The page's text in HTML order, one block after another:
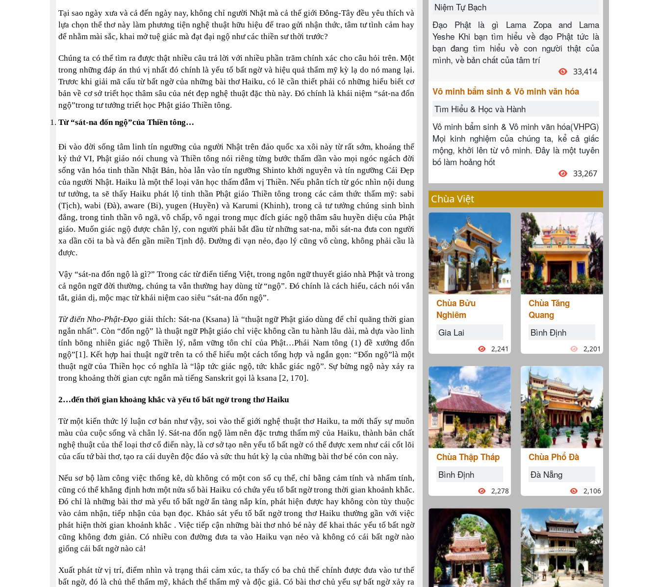
Tại sao ngày xưa và cả đến ngày nay, không chỉ người Nhật mà cả thế giới Đông-Tây đều yêu thích và
lựa chọn thể thơ này làm phương tiện nghệ thuật hữu hiệu để trao gửi nhận thức, tâm tư tình cảm hay
để nhằm mài sắc, khai mở tuệ giác mà đạt đại ngộ như các thiền sư thời trước?
Chúng ta có thể tìm ra được thật nhiều câu trả lời với nhiều phần trăm chính xác cho câu hỏi trên. Một
trong những đáp án thú vị nhất đó chính là yếu tố bất ngờ và hiệu quả thẩm mỹ kỳ lạ do nó mang lại.
Trươc khi giải mã cấu từ bất ngờ của những bài thơ Haiku, có lẽ cần thiết phải có những hiểu biết cơ
bản về cơ sở triết học thâm sâu của nét đẹp nghệ thuật đặc thù này. Đó chính là khái niệm “sát-na đốn
ngộ”trong tư tưởng triết học Phật giáo Thiền tông.
Từ “sát-na đốn ngộ”của Thiền tông…
Đi vào đời sống tâm linh tín ngưỡng của người Nhật trên đảo quốc xa xôi này từ rất sớm, khoảng thế
kỷ thứ VI, Phật giáo nói chung và Thiền tông nói riêng từng bước thấm dần vào mọi ngóc ngách đời
sống văn hóa tinh thần Nhật Bản, hòa lẫn vào tín ngưỡng Shinto khởi nguyên và tín ngưỡng Cái Đẹp
của người Nhật. Haiku là một thể loại văn học thấm đẫm vị Thiền. Nếu phân tích từ góc nhìn nội dung
tư tưởng, ta sẽ thấy Haiku phát lộ tinh thần Phật giáo Thiền tông trong các cảm thức thẩm mỹ: sabi
(Tịch), wabi (Đà), aware (Bi), yugen (Huyền) và Karumi (Khinh), trong cả tư tưởng chúng sinh bình
đẳng, trong tinh thần vô ngã, vô chấp, vô ngại trong mục đích giác ngộ thâm sâu huyền diệu của Phật
giáo. Muốn giác ngộ được chân lý, con người phải bắt đầu từ những sat-na, mỗi sát-na đưa con người
xa dần cõi ta bà và đến gần miền Tịnh độ. Đường đi vạn nẻo, đạo lý cũng vô cùng, không phải cầu là
được.
Vậy “sát-na đốn ngộ là gì?” Trong các từ điển tiếng Việt, trong ngôn ngữ thuyết giáo nhà Phật và trong
cả ngôn ngữ đời thường, chúng ta vẫn thường hay dùng từ “ngộ”. Đó chính là cách hiểu, cách nói vắn
tắt, giản dị, mộc mạc từ khái niệm cao siêu “sát-na đốn ngộ”.
Từ điển Nho-Phật-Đạo giải thích: Sát-na (Ksana) là “thuật ngữ Phật giáo dùng để chỉ quãng thời gian
ngắn nhất”. Còn “đốn ngộ” là thuật ngữ Phật giáo chỉ việc không cần tu hành lâu dài, mà dựa vào linh
tính bõng nhiên giác ngộ Thiền lý, nắm vững tôn chỉ của Phật…Phái Nam tông (1) đề xướng đốn
ngộ”[1]. Kết hợp hai thuật ngữ trên ta có thể hiểu một cách tổng hợp và ngắn gọn: “Đốn ngộ”là một
thuật ngữ của Thiền học có nghĩa là “lập tức giác ngộ, tức khắc giác ngộ”. Sự bừng ngộ này xảy ra
trong khoảng thời gian cực ngắn mà tiếng Sanskrit gọi là ksana [2, 170].
2…đến thời gian khoảng khắc và yếu tố bất ngờ trong thơ Haiku
Từ một kiến thức lý luận cơ bản như vậy, soi vào thế giới nghệ thuật thơ Haiku, ta mới thấy sự muôn
màu của cuộc sống và chân lý. Sát-na đốn ngộ làm nên đặc trưng thẩm mỹ của Haiku, thành bản chất
nghệ thuật của thể loại thơ cổ điển này, là cơ sở tạo nên yếu tố bất ngờ có thể được xem như cái cốt lõi
của cấu tứ bài thơ, tạo ra cái duyên độc đáo và sức thu hút kỳ lạ của những bài thơ bé cỏn con này.
Nếu sơ bộ làm công việc thống kê, dù không có một con số cụ thể, chỉ bằng cảm tính và nhẩm tính,
cũng có thể khẳng định hơn một nửa số bài Haiku có chứa yếu tố bất ngờ trong thời gian khoảnh khắc.
Đó chỉ là những bài thơ mà yếu tố bất ngờ ẩn tàng nắp kín, phát hiện được hay không còn tùy thuộc
vào cảm nhận, tiếp nhận của bạn đọc. Khảo sát yếu tố bất ngờ trong thơ Haiku thường gần với việc
phát hiện thời gian khoảnh khắc . Việc tiếp cận những bài thơ nhỏ bé này để khai thác yếu tố bất ngờ
cũng không đơn giản. Có nhiều con đường đưa ta vào Haiku vạn nẻo và không có cái bất ngờ nào
giống cái bất ngờ nào cả!
Xuất phát từ vị trí, điểm nhìn và trạng thái cảm xúc, ta thấy có ba chủ thể chính được đưa vào tư thế
bất ngờ, đó là chủ thể thẩm mỹ, khách thể thẩm mỹ và độc giả. Có bài thơ chủ yếu sự bất ngờ xảy ra
Niệm Tự Bạch
Đạo Phật là gì Lama Zopa and Lama
Yeshe Khi bạn tìm hiểu về đạo Phật tức là
bạn đang tìm hiểu về con người thật của
mình, về bản chất của tâm trí
33,414
Vô minh bẩm sinh & Vô minh văn hóa
Tìm Hiểu & Học và Hành
Vô minh bẩm sinh & Vô minh văn hóa(VHPG)
Mọi kinh nghiệm của chúng ta, kể cả giấc
mộng, khởi lên từ vô minh. Đây là một tuyên
bố làm hoảng hốt
33,267
Chùa Việt
Chùa Bửu
Nghiêm
Gia Lai
2,241
Chùa Thập Tháp
Bình Định
2,278
Chùa Tăng
Quang
Bình Định
2,201
Chùa Phổ Đà
Đà Nẵng
2,106